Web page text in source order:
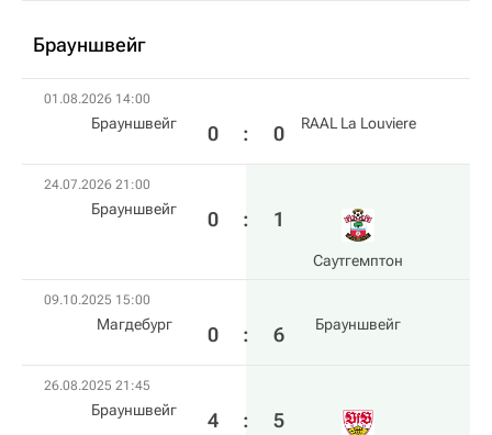
Брауншвейг
01.08.2026 14:00
Брауншвейг 0 : 0 RAAL La Louviere
24.07.2026 21:00
Брауншвейг 0 : 1
Саутгемптон
09.10.2025 15:00
Магдебург 0 : 6 Брауншвейг
26.08.2025 21:45
Брауншвейг 4 : 5